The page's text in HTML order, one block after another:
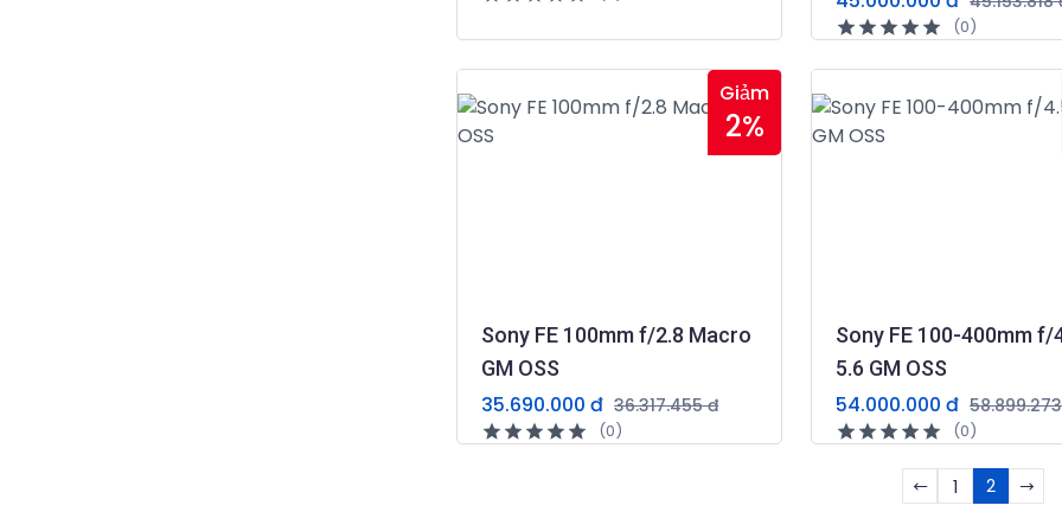
(0)
Giảm
2%
Sony FE 100mm f/2.8 Macro
GM OSS
35.690.000 đ 36.317.455 đ
(0)
Sony FE 100-400mm f/
5.6 GM OSS
54.000.000 đ
(0)
1 2